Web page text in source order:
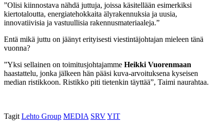
”Olisi kiinnostava nähdä juttuja, joissa käsitellään esimerkiksi
kiertotaloutta, energiatehokkaita älyrakennuksia ja uusia,
innovatiivisia ja vastuullisia rakennusmateriaaleja.”
Entä mikä juttu on jäänyt erityisesti viestintäjohtajan mieleen tänä
vuonna?
”Yksi sellainen on toimitusjohtajamme Heikki Vuorenmaan
haastattelu, jonka jälkeen hän pääsi kuva-arvoituksena kyseisen
median ristikkoon. Ristikko piti tietenkin täyttää”, Taimi naurahtaa.
Tagit Lehto Group MEDIA SRVYIT